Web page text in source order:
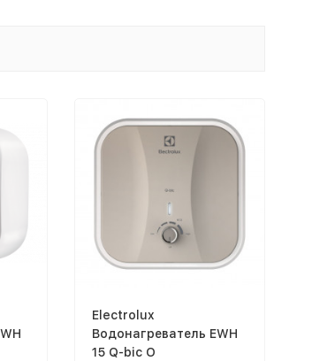
Electrolux
Водонагреватель EWH
15 Q-bic O